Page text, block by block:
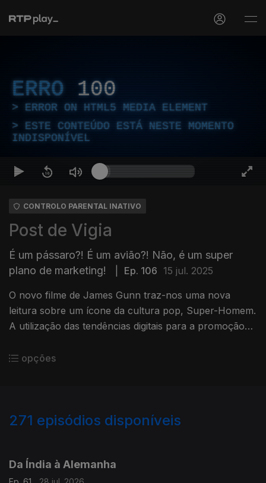
ERRO 100
ERROR ON HTML5 MEDIA ELEMENT
ESTE CONTEÚDO ESTÁ NESTE MOMENTO
INDISPONÍVEL
CONTROLO PARENTAL INATIVO
Post de Vigia
É um pássaro?! É um avião?! Não, é um super
plano de marketing!
Ep. 106 15 jul. 2025
O novo filme de James Gunn traz-nos uma nova
leitura sobre um ícone da cultura pop, Super-Homem.
A utilização das tendências digitais para a promoção
opções
271 episódios disponíveis
Da Índia à Alemanha